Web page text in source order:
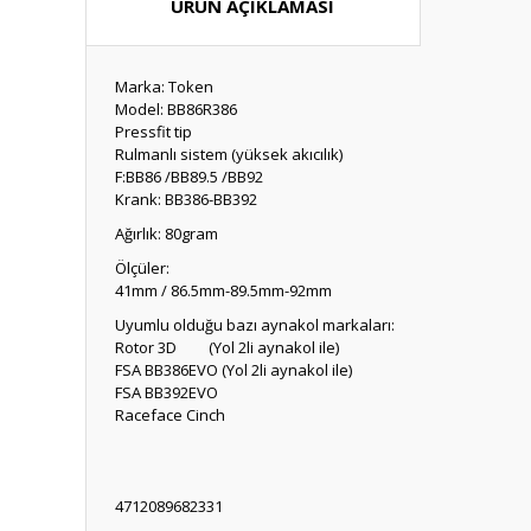
ÜRÜN AÇIKLAMASI
Marka: Token
Model: BB86R386
Pressfit tip
Rulmanlı sistem (yüksek akıcılık)
F:BB86 /BB89.5 /BB92
Krank: BB386-BB392
Ağırlık: 80gram
Ölçüler:
41mm / 86.5mm-89.5mm-92mm
Uyumlu olduğu bazı aynakol markaları:
Rotor 3D (Yol 2li aynakol ile)
FSA BB386EVO (Yol 2li aynakol ile)
FSA BB392EVO
Raceface Cinch
4712089682331